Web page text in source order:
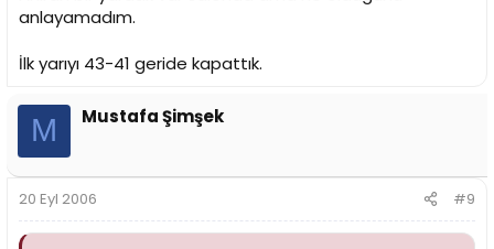
anlayamadım.
İlk yarıyı 43-41 geride kapattık.
M Mustafa Şimşek
20 Eyl 2006 #9